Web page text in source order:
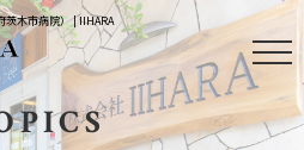
茨木市病院） | IIHARA